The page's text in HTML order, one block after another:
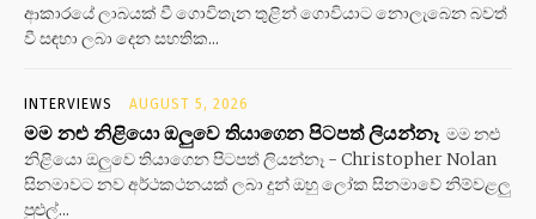
ආකාරයේ ලාබයක් වී ගොවිතැන තුළින් ගොවියාට නොලැබෙන බවත්
වී සඳහා ලබා දෙන සහතික...
INTERVIEWS AUGUST 5, 2026
මම නළු නිළියො ඔලුවෙ තියාගෙන පිටපත් ලියන්නෑ මම නළු
නිළියො ඔලුවෙ තියාගෙන පිටපත් ලියන්නෑ - Christopher Nolan
සිනමාවට නව අර්ථකථනයක් ලබා දුන් ඔහු ලෝක සිනමාවේ නිම්වළලු
පුළුල්...